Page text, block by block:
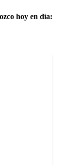
hoy en día: